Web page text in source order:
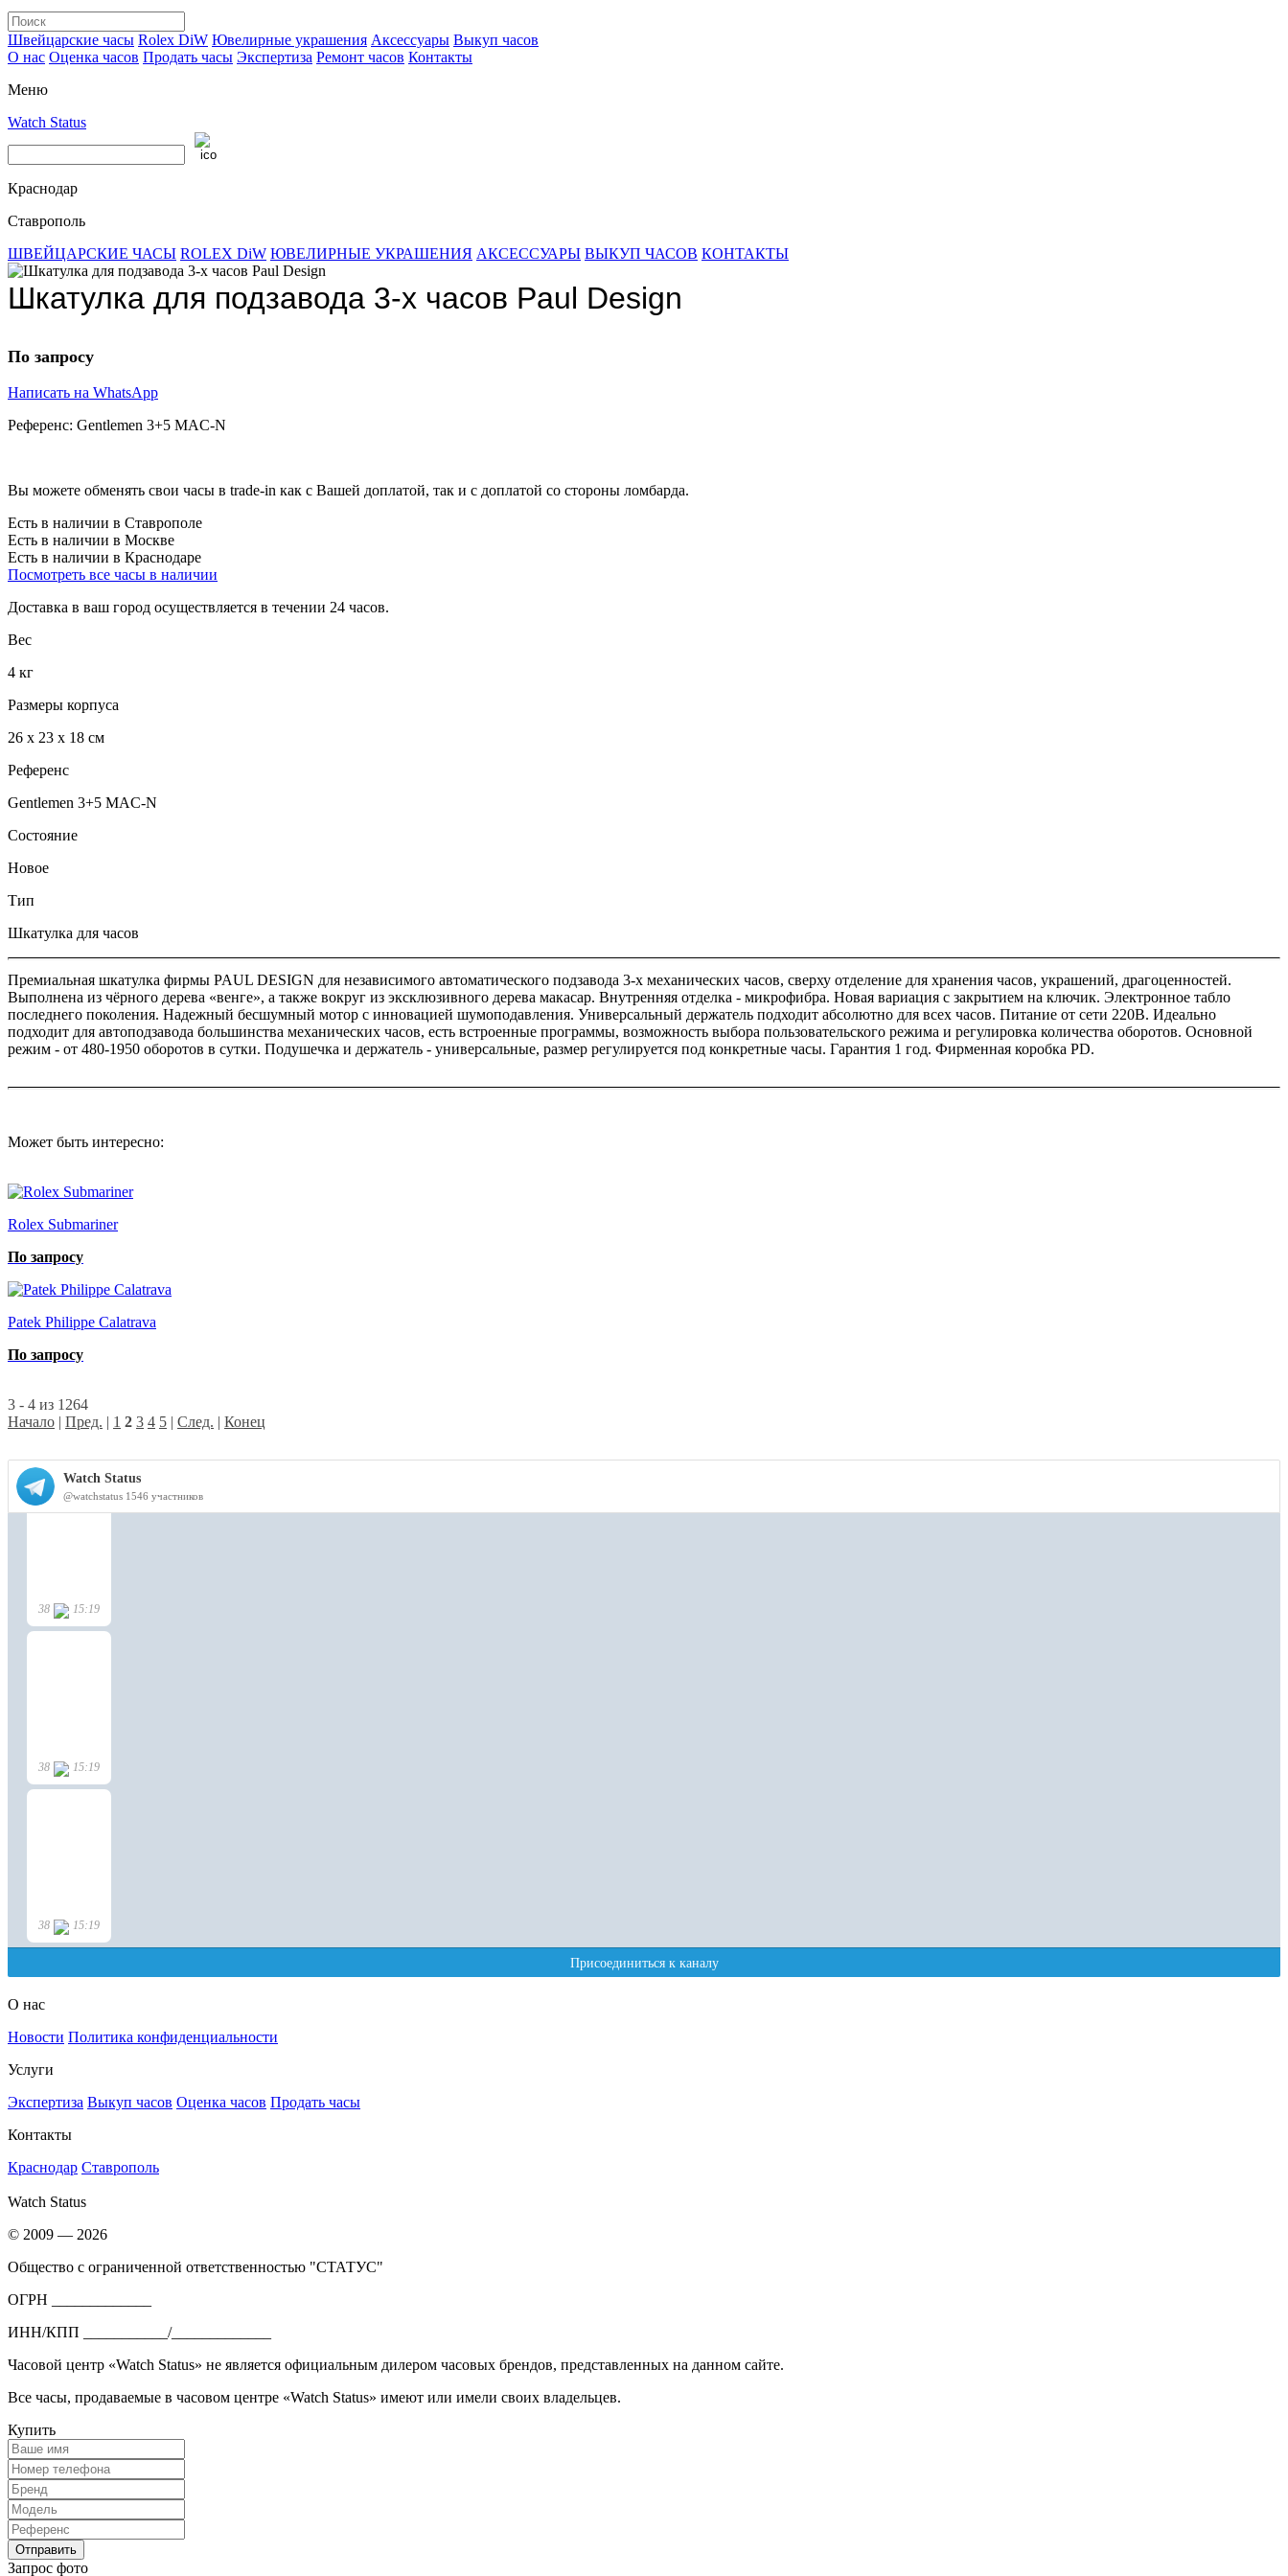
Швейцарские часы Rolex DiW Ювелирные украшения Аксессуары Выкуп часов
О нас Оценка часов Продать часы Экспертиза Ремонт часов Контакты
Меню
Watch Status
Краснодар
Ставрополь
ШВЕЙЦАРСКИЕ ЧАСЫ ROLEX DiW ЮВЕЛИРНЫЕ УКРАШЕНИЯ АКСЕССУАРЫ ВЫКУП ЧАСОВ КОНТАКТЫ
Шкатулка для подзавода 3-х часов Paul Design
По запросу
Написать на WhatsApp
Референс: Gentlemen 3+5 MAC-N
Вы можете обменять свои часы в trade-in как с Вашей доплатой, так и с доплатой со стороны ломбарда.
Есть в наличии в Ставрополе
Есть в наличии в Москве
Есть в наличии в Краснодаре
Посмотреть все часы в наличии
Доставка в ваш город осуществляется в течении 24 часов.
Вес
4 кг
Размеры корпуса
26 х 23 х 18 см
Референс
Gentlemen 3+5 MAC-N
Состояние
Новое
Тип
Шкатулка для часов
Премиальная шкатулка фирмы PAUL DESIGN для независимого автоматического подзавода 3-х механических часов, сверху отделение для хранения часов, украшений, драгоценностей.
Выполнена из чёрного дерева «венге», а также вокруг из эксклюзивного дерева макасар. Внутренняя отделка - микрофибра. Новая вариация с закрытием на ключик. Электронное табло
последнего поколения. Надежный бесшумный мотор с инновацией шумоподавления. Универсальный держатель подходит абсолютно для всех часов. Питание от сети 220В. Идеально
подходит для автоподзавода большинства механических часов, есть встроенные программы, возможность выбора пользовательского режима и регулировка количества оборотов. Основной
режим - от 480-1950 оборотов в сутки. Подушечка и держатель - универсальные, размер регулируется под конкретные часы. Гарантия 1 год. Фирменная коробка PD.
Может быть интересно:
Rolex Submariner
По запросу
Patek Philippe Calatrava
По запросу
3 - 4 из 1264
Начало | Пред. | 1 2 3 4 5 | След. | Конец
О нас
Новости Политика конфиденциальности
Услуги
Экспертиза Выкуп часов Оценка часов Продать часы
Контакты
Краснодар Ставрополь
Watch Status
© 2009 — 2026
Общество с ограниченной ответственностью "СТАТУС"
ОГРН _____________
ИНН/КПП ___________/_____________
Часовой центр «Watch Status» не является официальным дилером часовых брендов, представленных на данном сайте.
Все часы, продаваемые в часовом центре «Watch Status» имеют или имели своих владельцев.
Купить
Запрос фото